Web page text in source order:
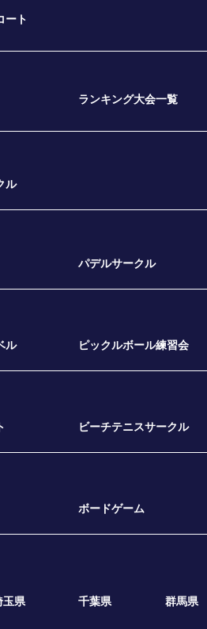
ート
ランキング大会一覧
ル
パデルサークル
ル ピックルボール練習会
ビーチテニスサークル
ボードゲーム
玉県 千葉県 群馬県